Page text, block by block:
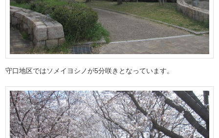
守口地区ではソメイヨシノが5分咲きとなっています。